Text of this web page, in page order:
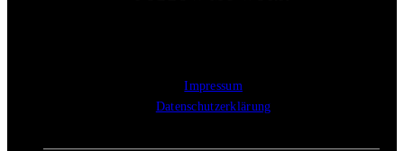
Impressum
Datenschutzerklärung